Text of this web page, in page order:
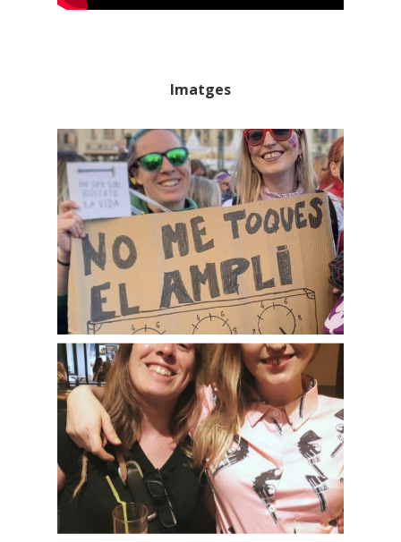
Imatges